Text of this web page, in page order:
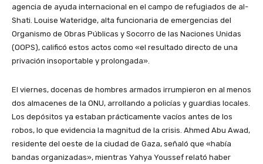
agencia de ayuda internacional en el campo de refugiados de al-
Shati. Louise Wateridge, alta funcionaria de emergencias del
Organismo de Obras Públicas y Socorro de las Naciones Unidas
(OOPS), calificó estos actos como «el resultado directo de una
privación insoportable y prolongada».
El viernes, docenas de hombres armados irrumpieron en al menos
dos almacenes de la ONU, arrollando a policías y guardias locales.
Los depósitos ya estaban prácticamente vacíos antes de los
robos, lo que evidencia la magnitud de la crisis. Ahmed Abu Awad,
residente del oeste de la ciudad de Gaza, señaló que «había
bandas organizadas», mientras Yahya Youssef relató haber